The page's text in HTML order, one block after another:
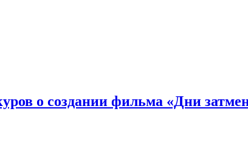
о создании фильма «Дни